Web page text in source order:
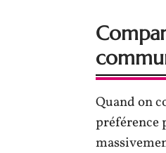
Quand on
préférence